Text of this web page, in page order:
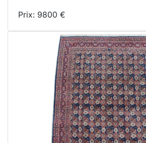
Prix: 9800 €